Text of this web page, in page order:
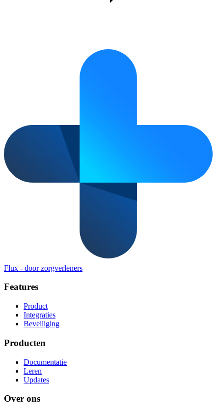
Flux - door zorgverleners
Features
Product
Integraties
Beveiliging
Producten
Documentatie
Leren
Updates
Over ons